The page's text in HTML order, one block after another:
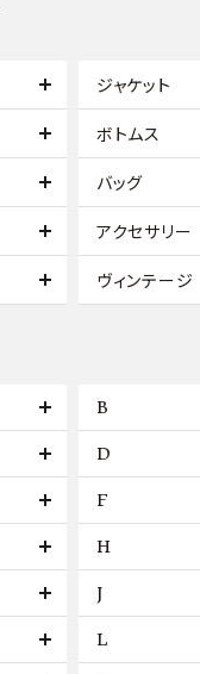
ジャケット
ボトムス
バッグ
アクセサリー
ヴィンテージ
B
D
F
H
J
L